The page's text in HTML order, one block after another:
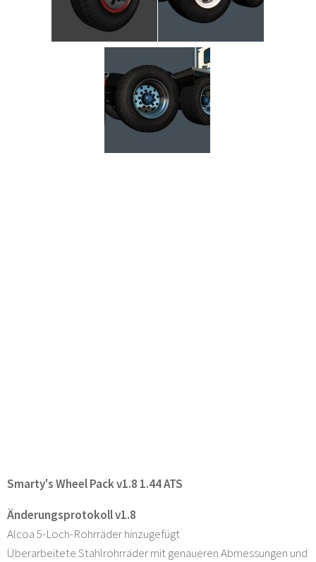
Smarty's Wheel Pack v1.8 1.44 ATS
Änderungsprotokoll v1.8
Alcoa 5-Loch-Rohrräder hinzugefügt
Überarbeitete Stahlrohrräder mit genaueren Abmessungen und